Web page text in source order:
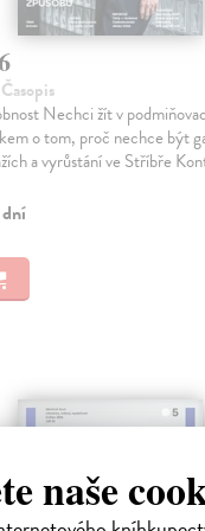
naše
Nechci žít v
o tom, proč nechce být
a vyrůstání ve Stříbře